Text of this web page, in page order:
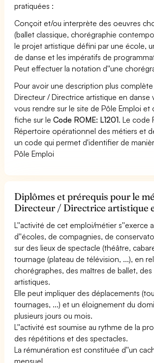
pratiquées :
Conçoit et/ou interprète des oeuvres
(ballet classique, chorégraphie
le projet artistique défini par une école,
de danse et les impératifs de
Peut effectuer la notation d''une
Pour avoir une description plus
Directeur / Directrice artistique en danse
vous rendre sur le site de Pôle Emploi et
fiche sur leCode ROME: L1201. Le code
Répertoire opérationnel des métiers et
un code qui permet d'identifier de
Pôle Emploi
Diplômes et prérequis pour le
Directeur / Directrice artistique
L''activité de cet emploi/métier s''exerce
d''écoles, de compagnies, de
sur des lieux de spectacle (théâtre,
tournage (plateau de télévision, ...), en
chorégraphes, des maîtres de ballet, des
artistiques.
Elle peut impliquer des déplacements
tournages, ...) et un éloignement du
plusieurs jours ou mois.
L''activité est soumise au rythme de la
des répétitions et des spectacles.
La rémunération est constituée d''un
mensuel.